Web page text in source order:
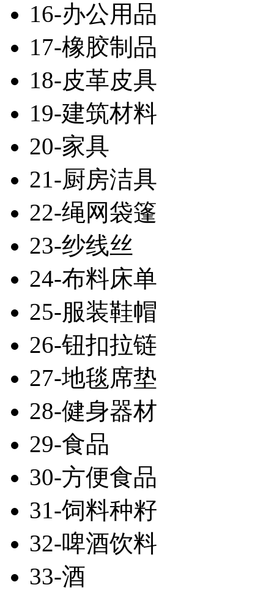
16-办公用品
17-橡胶制品
18-皮革皮具
19-建筑材料
20-家具
21-厨房洁具
22-绳网袋篷
23-纱线丝
24-布料床单
25-服装鞋帽
26-钮扣拉链
27-地毯席垫
28-健身器材
29-食品
30-方便食品
31-饲料种籽
32-啤酒饮料
33-酒